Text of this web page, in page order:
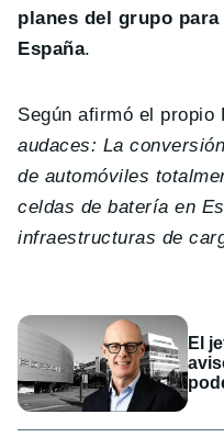
planes del grupo
España.
Según afirmó el propio
audaces: La
de automóviles
celdas de batería en
infraestructuras de
El